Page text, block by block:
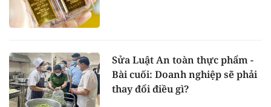
Sửa Luật An toàn thực phẩm -
Bài cuối: Doanh nghiệp sẽ phải
thay đổi điều gì?